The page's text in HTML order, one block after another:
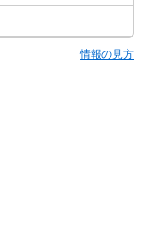
情報の見方